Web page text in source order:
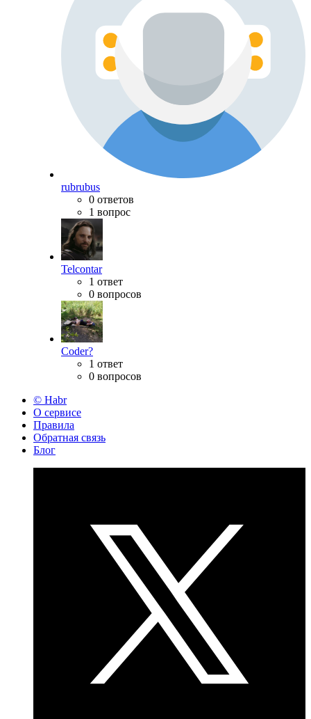
rubrubus
0 ответов
1 вопрос
Telcontar
1 ответ
0 вопросов
Coder?
1 ответ
0 вопросов
© Habr
О сервисе
Правила
Обратная связь
Блог